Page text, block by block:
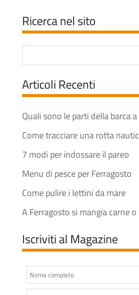
Ricerca nel sito
Articoli Recenti
Quali sono le parti della barca
Come tracciare una rotta
7 modi per indossare il pareo
Menu di pesce per Ferragosto
Come pulire i lettini da mare
A Ferragosto si mangia carne o
Iscriviti al Magazine